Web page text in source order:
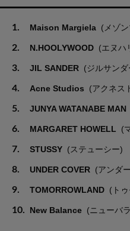
1. Maison Margiela (メゾ
2. N.HOOLYWOOD (エヌハ
3. JIL SANDER (ジルサンダ
4. Acne Studios (アクネス
5. JUNYA WATANABE MAN
6. MARGARET HOWELL (
7. STUSSY (ステューシー)
8. UNDER COVER (アンダ
9. TOMORROWLAND (ト
10. New Balance (ニューバ